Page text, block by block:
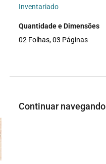
Inventariado
Quantidade e Dimensões
02 Folhas, 03 Páginas
Continuar navegando